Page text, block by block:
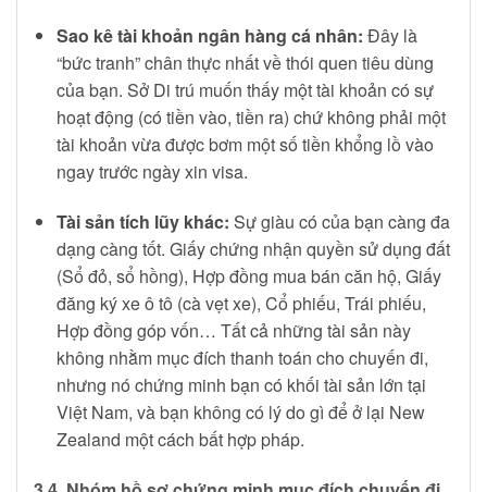
Sao kê tài khoản ngân hàng cá nhân: Đây là
“bức tranh” chân thực nhất về thói quen tiêu dùng
của bạn. Sở Di trú muốn thấy một tài khoản có sự
hoạt động (có tiền vào, tiền ra) chứ không phải một
tài khoản vừa được bơm một số tiền khổng lồ vào
ngay trước ngày xin visa.
Tài sản tích lũy khác: Sự giàu có của bạn càng đa
dạng càng tốt. Giấy chứng nhận quyền sử dụng đất
(Sổ đỏ, sổ hồng), Hợp đồng mua bán căn hộ, Giấy
đăng ký xe ô tô (cà vẹt xe), Cổ phiếu, Trái phiếu,
Hợp đồng góp vốn… Tất cả những tài sản này
không nhằm mục đích thanh toán cho chuyến đi,
nhưng nó chứng minh bạn có khối tài sản lớn tại
Việt Nam, và bạn không có lý do gì để ở lại New
Zealand một cách bất hợp pháp.